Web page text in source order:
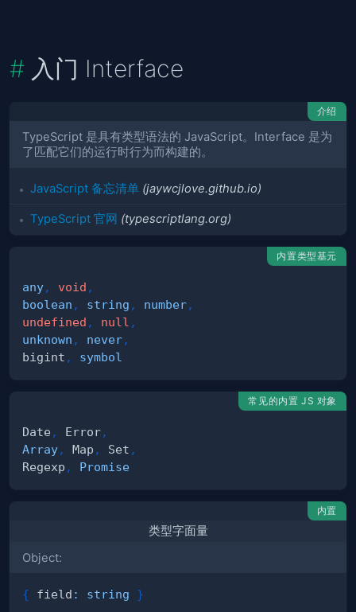
入门 Interface
介绍
TypeScript 是具有类型语法的 JavaScript。Interface 是为
了匹配它们的运行时行为而构建的。
JavaScript 备忘清单 (jaywcjlove.github.io)
TypeScript 官网 (typescriptlang.org)
内置类型基元
any, void ,
boolean , string , number,
undefined , null ,
unknown , never,
bigint , symbol
常见的内置 JS 对象
Date , Error,
Array, Map , Set ,
Regexp , Promise
内置
类型字面量
Object:
{ field : string }